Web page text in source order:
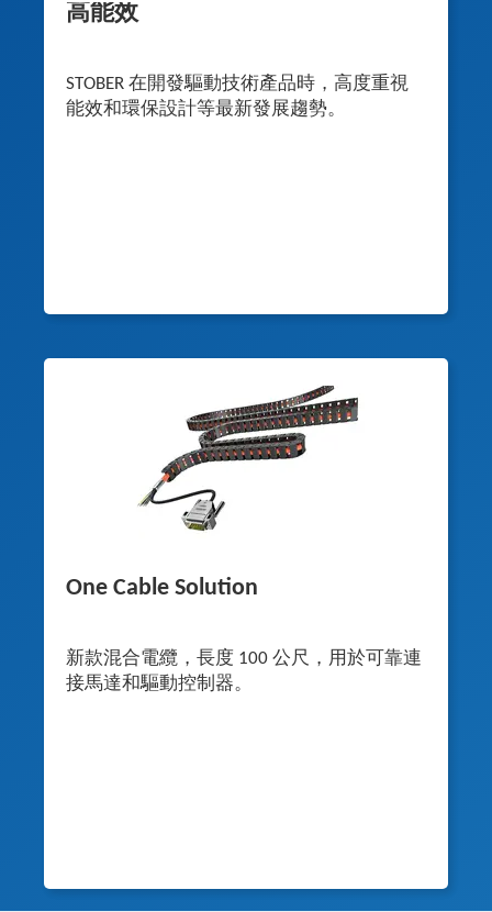
高能效
STOBER 在開發驅動技術產品時，高度重視
能效和環保設計等最新發展趨勢。
One Cable Solution
新款混合電纜，長度 100 公尺，用於可靠連
接馬達和驅動控制器。